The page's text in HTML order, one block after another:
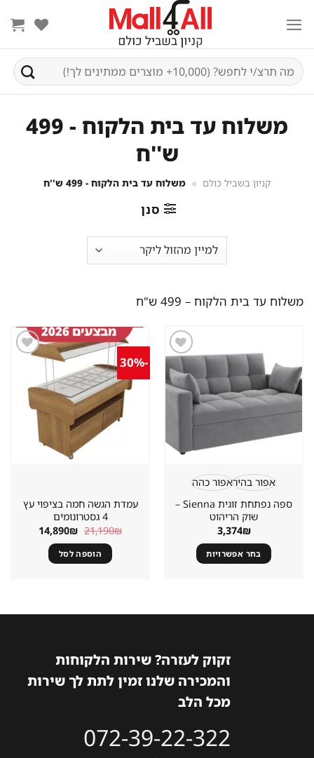
content
חיפוש
עבור:
משלוח עד בית הלקוח - 499
ש''ח
קניון בשביל כולם » משלוח עד בית הלקוח - 499 ש''ח
סנן
משלוח עד בית הלקוח – 499 ש"ח
שמור
מוצר
במועדפים
אפור בהיראפור כהה
ספה נפתחת זוגית Sienna –
שוק הריהוט
3,374₪
בחר אפשרויות
מספר
לבחור
את
האפשרויות
בעמוד
-30%
במועדפים
עמדת הגשה חמה בציפוי עץ
4 גסטרונומים
21,190₪ המחיר
המקורי
היה:
21,190₪.
14,890₪ המחיר
הוספה לסל
זקוק לעזרה? שירות הלקוחות
והמכירה שלנו זמין לתת לך שירות
מכל הלב
072-39-22-322